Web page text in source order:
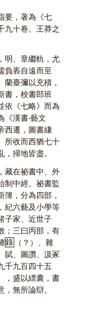
要，著為《七
九十卷。王莽之
明、章繼軌，尤
負袠自遠而至
蘭臺彌以充積，
書，校書郎班
依《七略》而為
《漢書‧藝文
西遷，圖書縑
所收而西猶七十
掃地皆盡。
藏在祕書中、外
制中經。祕書監
簿，分為四部，
紀六藝及小學等
子家、近世子
；三曰丙部，有
錄 （？）、雜
賦、圖讚、汲冢
千九百四十五
，盛以縹囊，書
，無所論辯。